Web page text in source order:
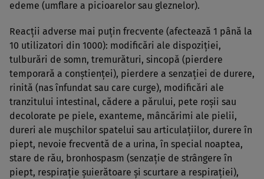
edeme (umflare a picioarelor sau gleznelor).
Reacţii adverse mai puţin frecvente (afectează 1 până la
10 utilizatori din 1000): modificări ale dispoziţiei,
tulburări de somn, tremurături, sincopă (pierdere
temporară a conştienţei), pierdere a senzaţiei de durere,
rinită (nas înfundat sau care curge), modificări ale
tranzitului intestinal, cădere a părului, pete roşii sau
decolorate pe piele, exanteme, mâncărimi ale pielii,
dureri ale muşchilor spatelui sau articulaţiilor, durere în
piept, nevoie frecventă de a urina, în special noaptea,
stare de rău, bronhospasm (senzaţie de strângere în
piept, respiraţie şuierătoare şi scurtare a respiraţiei),